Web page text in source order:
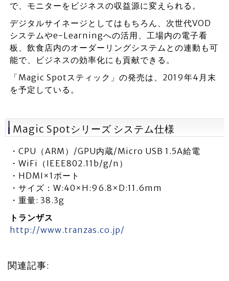
で、モニターをビジネスの収益源に変えられる。
デジタルサイネージとしてはもちろん、次世代VOD
システムやe-Learningへの活用、工場内の電子看
板、飲食店内のオーダーリングシステムとの連動も可
能で、ビジネスの効率化にも貢献できる。
「Magic Spotスティック」の発売は、2019年4月末
を予定している。
Magic Spotシリーズ システム仕様
・CPU（ARM）/GPU内蔵/Micro USB 1.5A給電
・WiFi（IEEE802.11b/g/n）
・HDMI×1ポート
・サイズ：W:40×H:96.8×D:11.6mm
・重量: 38.3g
トランザス
http://www.tranzas.co.jp/
関連記事: